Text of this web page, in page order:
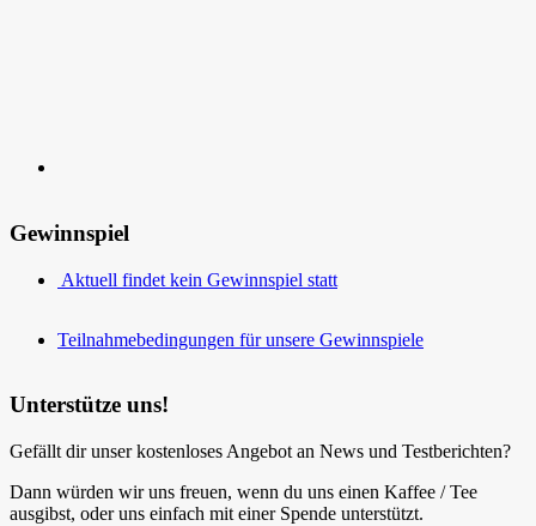
Gewinnspiel
Aktuell findet kein Gewinnspiel statt
Teilnahmebedingungen für unsere Gewinnspiele
Unterstütze uns!
Gefällt dir unser kostenloses Angebot an News und Testberichten?
Dann würden wir uns freuen, wenn du uns einen Kaffee / Tee
ausgibst, oder uns einfach mit einer Spende unterstützt.